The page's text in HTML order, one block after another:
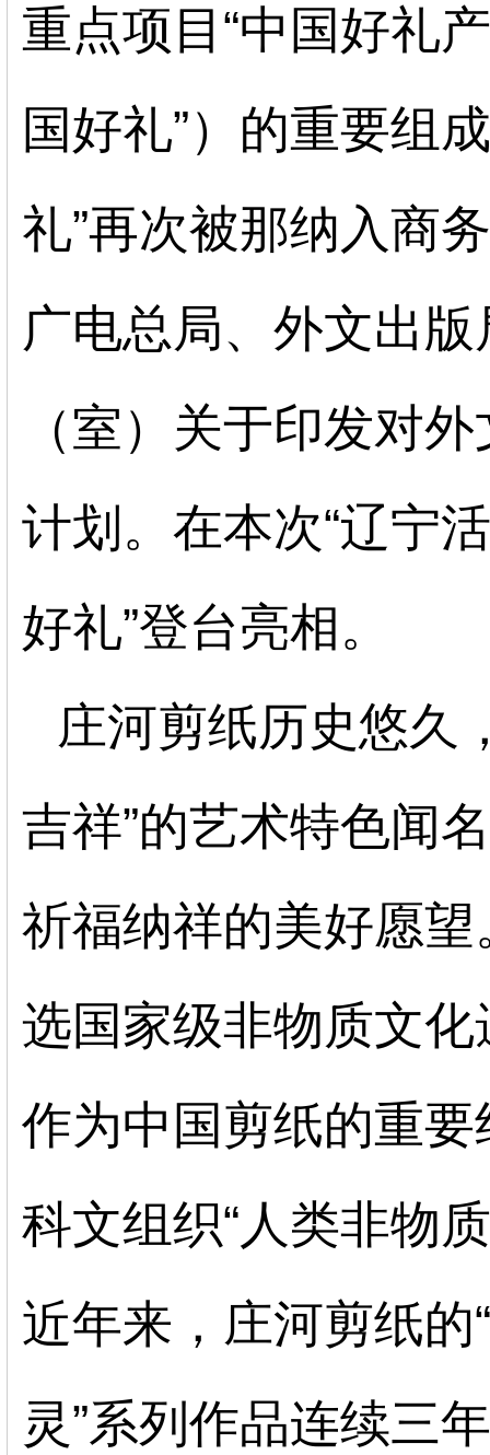
重点项目 “中国好礼
国好礼”） 的重要组
礼”再次被那纳入商
广电总局、外文出
（室）关于印发对
计划 。 在本次“辽宁
好礼”登台亮相。
庄河剪纸历史悠久
吉祥”的艺术特色闻
祈福纳祥的美好愿望
选国家级非物质文
作为中国剪纸的重
科文组织“人类非物
近年来，庄河剪纸的“
灵”系列作品连续三